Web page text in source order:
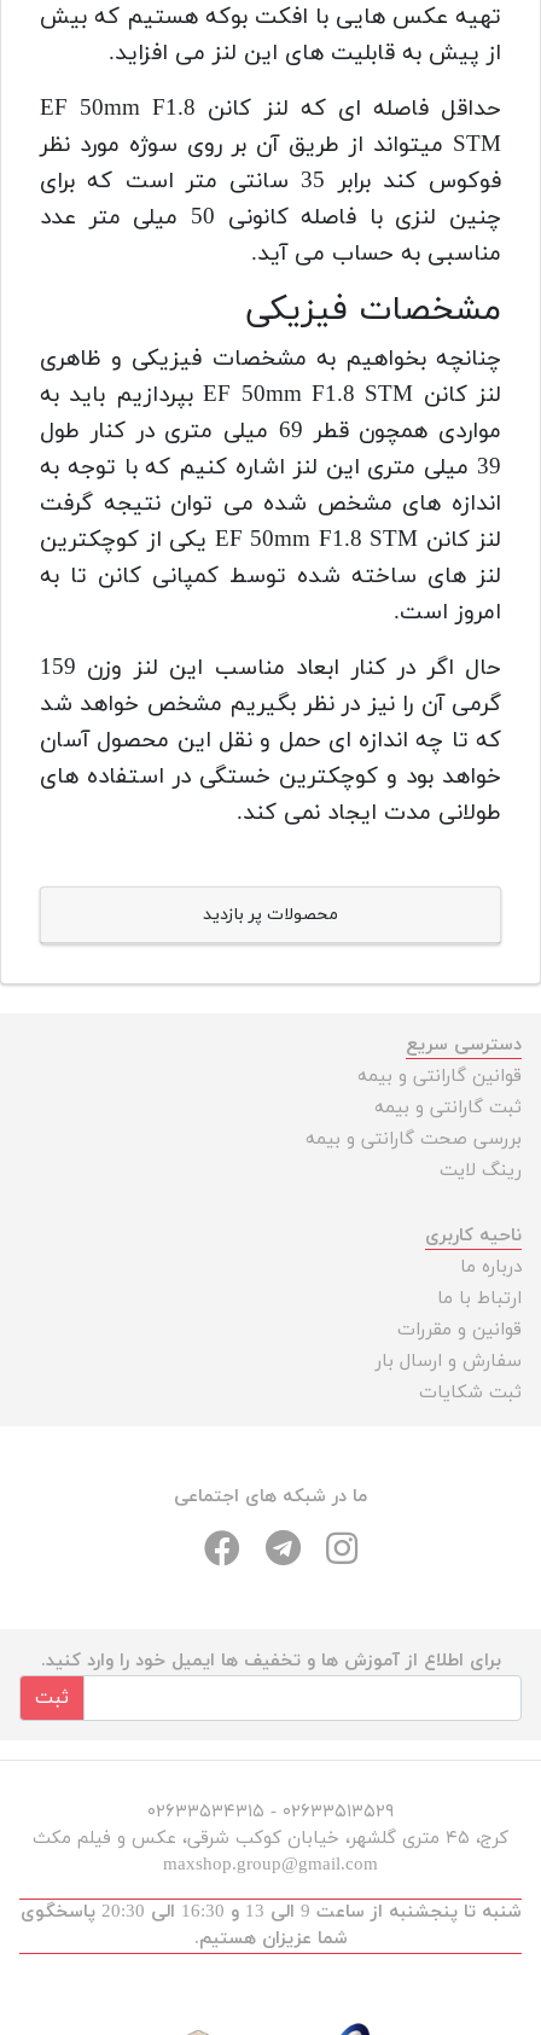
تهیه عکس هایی با افکت بوکه هستیم که بیش
از پیش به قابلیت های این لنز می افزاید.
حداقل فاصله ای که لنز کانن EF 50mm F1.8
STM میتواند از طریق آن بر روی سوژه مورد نظر
فوکوس کند برابر 35 سانتی متر است که برای
چنین لنزی با فاصله کانونی 50 میلی متر عدد
مناسبی به حساب می آید.
مشخصات فیزیکی
چنانچه بخواهیم به مشخصات فیزیکی و ظاهری
لنز کانن EF 50mm F1.8 STM بپردازیم باید به
مواردی همچون قطر 69 میلی متری در کنار طول
39 میلی متری این لنز اشاره کنیم که با توجه به
اندازه های مشخص شده می توان نتیجه گرفت
لنز کانن EF 50mm F1.8 STM یکی از کوچکترین
لنز های ساخته شده توسط کمپانی کانن تا به
امروز است.
حال اگر در کنار ابعاد مناسب این لنز وزن 159
گرمی آن را نیز در نظر بگیریم مشخص خواهد شد
که تا چه اندازه ای حمل و نقل این محصول آسان
خواهد بود و کوچکترین خستگی در استفاده های
طولانی مدت ایجاد نمی کند.
محصولات پر بازدید
دسترسی سریع
قوانین گارانتی و بیمه
ثبت گارانتی و بیمه
بررسی صحت گارانتی و بیمه
رینگ لایت
ناحیه کاربری
درباره ما
ارتباط با ما
قوانین و مقررات
سفارش و ارسال بار
ثبت شکایات
ما در شبکه های اجتماعی
برای اطلاع از آموزش ها و تخفیف ها ایمیل خود را وارد کنید.
ثبت
۰۲۶۳۳۵۱۳۵۲۹ - ۰۲۶۳۳۵۳۴۳۱۵
کرج، ۴۵ متری گلشهر، خیابان کوکب شرقی، عکس و فیلم مکث
maxshop.group@gmail.com
شنبه تا پنجشنبه از ساعت 9 الی 13 و 16:30 الی 20:30 پاسخگوی
شما عزیزان هستیم.